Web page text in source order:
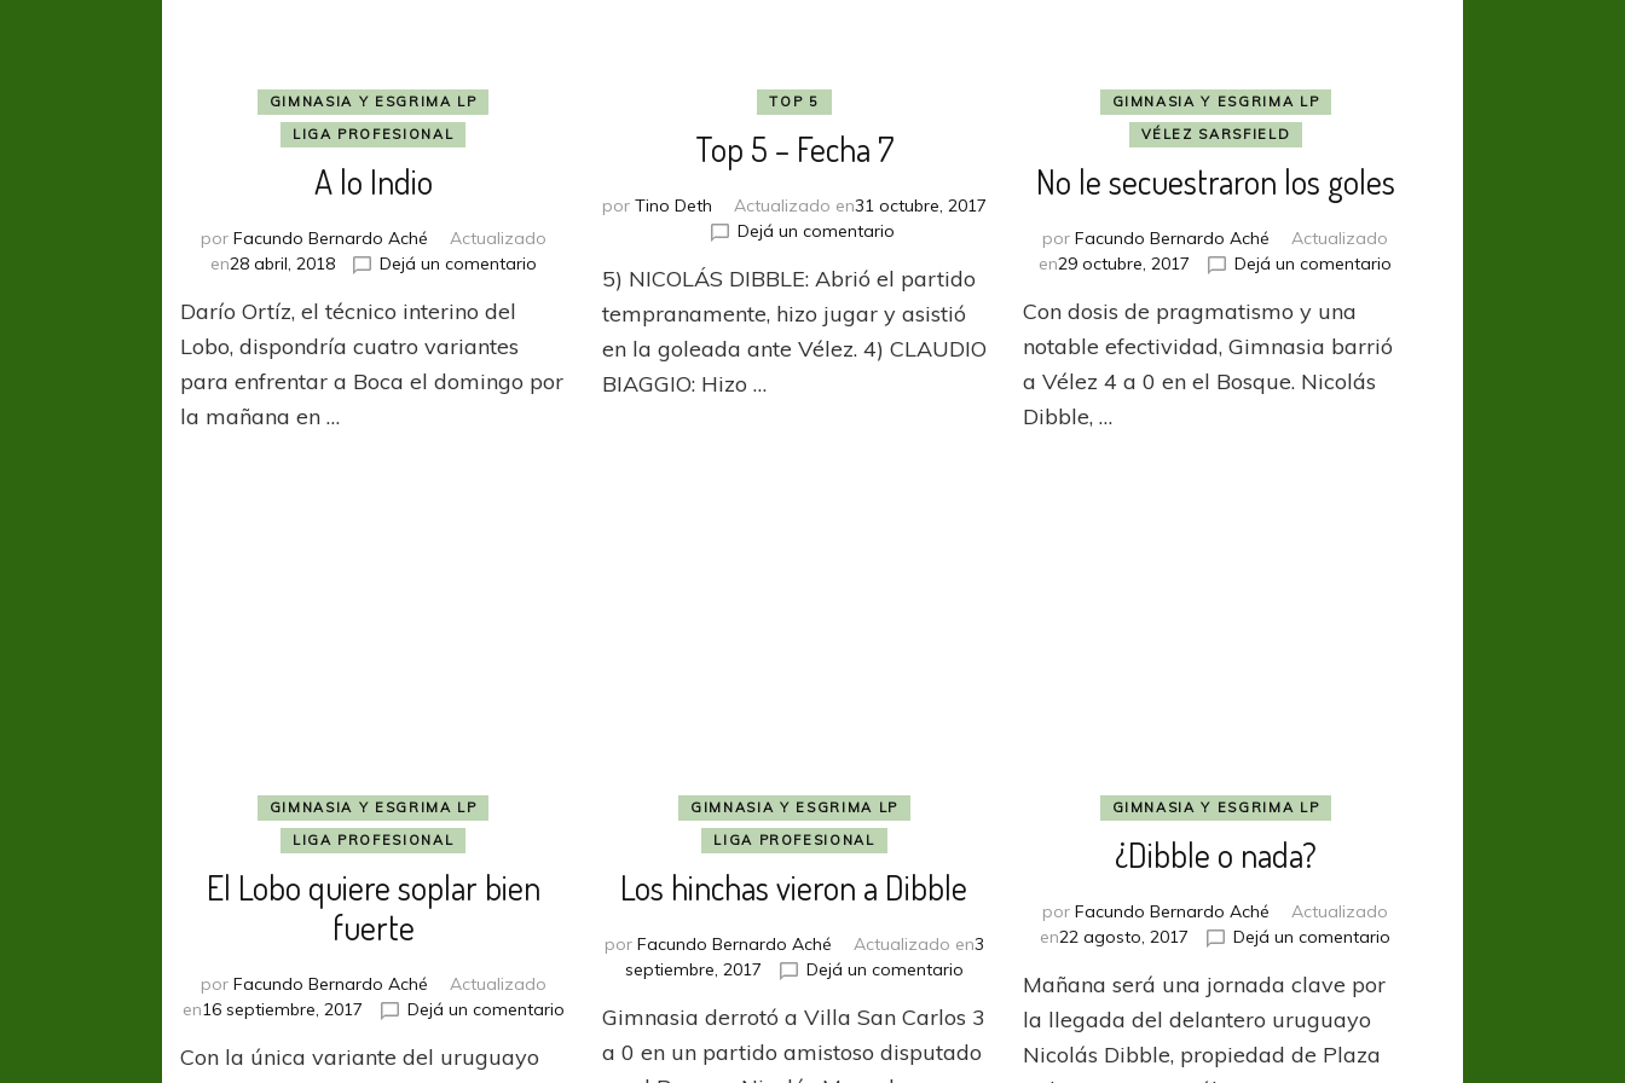
GIMNASIA Y ESGRIMA LP
LIGA PROFESIONAL
A lo Indio
por Facundo Bernardo Aché
Actualizado
en28 abril, 2018 Dejá un comentarioen
Darío Ortíz, el técnico interino del
Lobo, dispondría cuatro variantes
para enfrentar a Boca el domingo por
la mañana en …
TOP 5
Top 5 – Fecha 7
por Tino Deth Actualizado en31 octubre, 2017
Dejá un comentario
5
–
7
5) NICOLÁS DIBBLE: Abrió el partido
tempranamente, hizo jugar y asistió
en la goleada ante Vélez. 4) CLAUDIO
BIAGGIO: Hizo …
GIMNASIA Y ESGRIMA LP
VÉLEZ SARSFIELD
No le secuestraron los goles
porFacundo Bernardo Aché
Actualizado
en29 octubre, 2017 Dejá un comentario
Con dosis de pragmatismo y una
notable efectividad, Gimnasia barrió
a Vélez 4 a 0 en el Bosque. Nicolás
Dibble, …
GIMNASIA Y ESGRIMA LP
LIGA PROFESIONAL
El Lobo quiere soplar bien
fuerte
por Facundo Bernardo Aché
Actualizado
en16 septiembre, 2017 Dejá un comentarioen
Lobo
Con la única variante del uruguayo
GIMNASIA Y ESGRIMA LP
LIGA PROFESIONAL
Los hinchas vieron a Dibble
por Facundo Bernardo Aché Actualizado en3
septiembre, 2017
Dejá un comentarioen
hinchas
vieron
Gimnasia derrotó a Villa San Carlos 3
a 0 en un partido amistoso disputado
GIMNASIA Y ESGRIMA LP
¿Dibble o nada?
porFacundo Bernardo Aché
Actualizado
en22 agosto, 2017 Dejá un comentario
Mañana será una jornada clave por
la llegada del delantero uruguayo
Nicolás Dibble, propiedad de Plaza